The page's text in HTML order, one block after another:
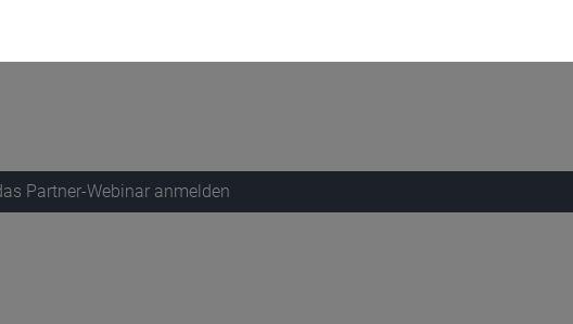
1h zuvor. Sollten Sie Zoom nicht nutzen, bietet Ihre Registrierung auch
Partner-Webinar anmelden